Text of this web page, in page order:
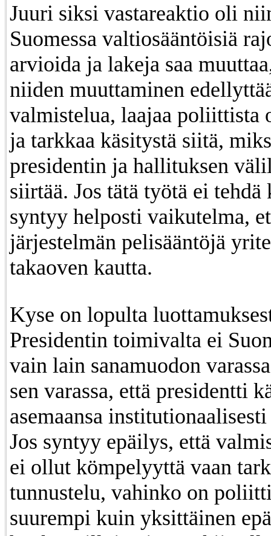
Juuri siksi vastareaktio oli
Suomessa valtiosääntöisiä
arvioida ja lakeja saa
niiden muuttaminen
valmistelua, laajaa poliittista
ja tarkkaa käsitystä siitä,
presidentin ja hallituksen
siirtää. Jos tätä työtä ei
syntyy helposti vaikutelma,
järjestelmän pelisääntöjä
takaoven kautta.
Kyse on lopulta
Presidentin toimivalta ei
vain lain sanamuodon
sen varassa, että presidentti
asemaansa
Jos syntyy epäilys, että
ei ollut kömpelyyttä vaan
tunnustelu, vahinko on
suurempi kuin yksittäinen